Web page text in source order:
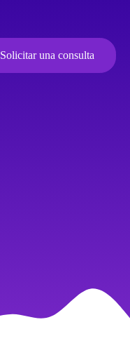
Solicitar una consulta